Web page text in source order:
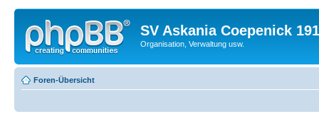
SV Askania Coepenick
Organisation, Verwaltung usw.
Foren-Übersicht